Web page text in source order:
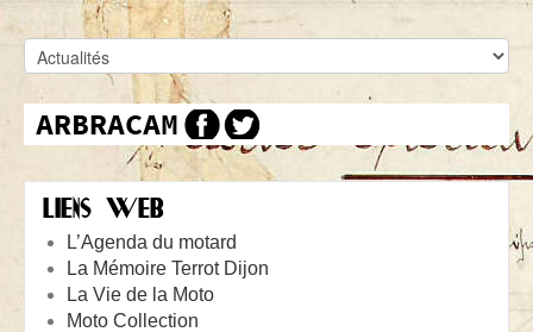
LIENS WEB
L’Agenda du motard
La Mémoire Terrot Dijon
La Vie de la Moto
Moto Collection